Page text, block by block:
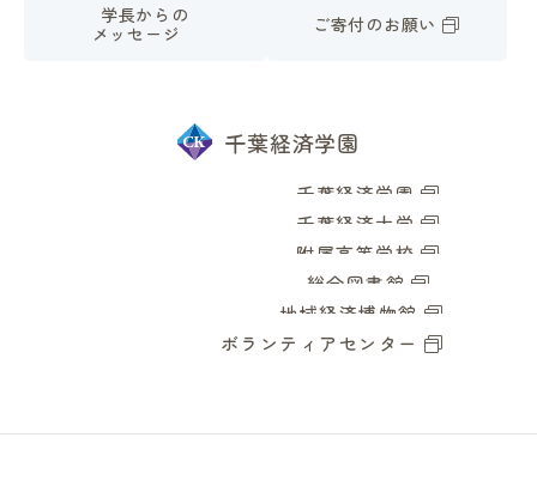
学長からの
メッセージ
ご寄付のお願い
千葉経済学園
千葉経済学園
千葉経済大学
附属高等学校
総合図書館
地域経済博物館
ボランティアセンター